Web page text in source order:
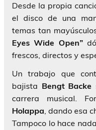
Desde la propia
el disco de una
temas tan
Eyes Wide Open”
frescos, directos y
Un trabajo que
bajista Bengt Backe
carrera musical.
Holappa, dando esa
Tampoco lo hace